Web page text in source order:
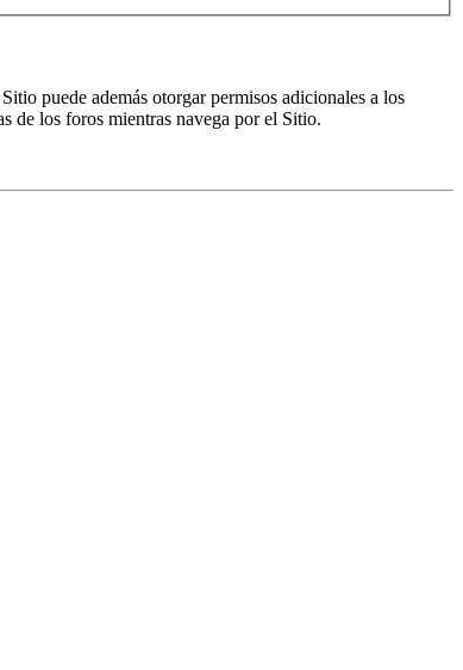
puede además otorgar permisos adicionales a los
de los foros mientras navega por el Sitio.